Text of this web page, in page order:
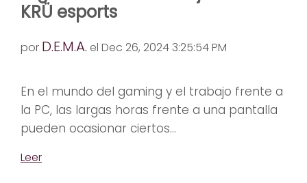
KRÜ esports
por D.E.M.A. el Dec 26, 2024 3:25:54 PM
En el mundo del gaming y el trabajo frente a
la PC, las largas horas frente a una pantalla
pueden ocasionar ciertos...
Leer